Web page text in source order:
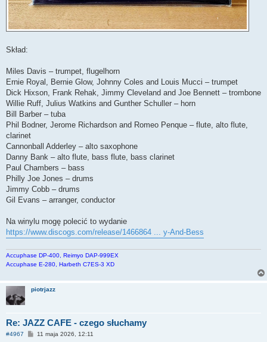
Skład:
Miles Davis – trumpet, flugelhorn
Ernie Royal, Bernie Glow, Johnny Coles and Louis Mucci – trumpet
Dick Hixson, Frank Rehak, Jimmy Cleveland and Joe Bennett – trombone
Willie Ruff, Julius Watkins and Gunther Schuller – horn
Bill Barber – tuba
Phil Bodner, Jerome Richardson and Romeo Penque – flute, alto flute,
clarinet
Cannonball Adderley – alto saxophone
Danny Bank – alto flute, bass flute, bass clarinet
Paul Chambers – bass
Philly Joe Jones – drums
Jimmy Cobb – drums
Gil Evans – arranger, conductor
Na winylu mogę polecić to wydanie
https://www.discogs.com/release/1466864 ... y-And-Bess
Accuphase DP-400, Reimyo DAP-999EX
Accuphase E-280, Harbeth C7ES-3 XD
piotrjazz
Re: JAZZ CAFE - czego słuchamy
#4967
P11 maja 2026, 12:11